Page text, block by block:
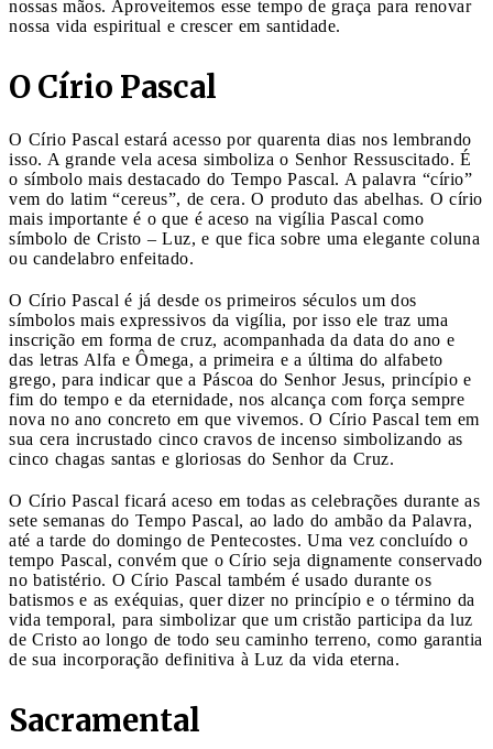
nossas mãos. Aproveitemos esse tempo de graça para renovar
nossa vida espiritual e crescer em santidade.
O Círio Pascal
O Círio Pascal estará acesso por quarenta dias nos lembrando
isso. A grande vela acesa simboliza o Senhor Ressuscitado. É
o símbolo mais destacado do Tempo Pascal. A palavra “círio”
vem do latim “cereus”, de cera. O produto das abelhas. O círio
mais importante é o que é aceso na vigília Pascal como
símbolo de Cristo – Luz, e que fica sobre uma elegante coluna
ou candelabro enfeitado.
O Círio Pascal é já desde os primeiros séculos um dos
símbolos mais expressivos da vigília, por isso ele traz uma
inscrição em forma de cruz, acompanhada da data do ano e
das letras Alfa e Ômega, a primeira e a última do alfabeto
grego, para indicar que a Páscoa do Senhor Jesus, princípio e
fim do tempo e da eternidade, nos alcança com força sempre
nova no ano concreto em que vivemos. O Círio Pascal tem em
sua cera incrustado cinco cravos de incenso simbolizando as
cinco chagas santas e gloriosas do Senhor da Cruz.
O Círio Pascal ficará aceso em todas as celebrações durante as
sete semanas do Tempo Pascal, ao lado do ambão da Palavra,
até a tarde do domingo de Pentecostes. Uma vez concluído o
tempo Pascal, convém que o Círio seja dignamente conservado
no batistério. O Círio Pascal também é usado durante os
batismos e as exéquias, quer dizer no princípio e o término da
vida temporal, para simbolizar que um cristão participa da luz
de Cristo ao longo de todo seu caminho terreno, como garantia
de sua incorporação definitiva à Luz da vida eterna.
Sacramental